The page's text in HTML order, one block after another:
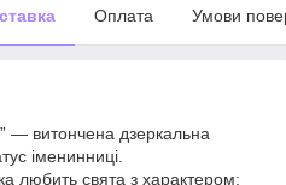
Оплата Умови
— витончена дзеркальна
іменинниці.
любить свята з характером: